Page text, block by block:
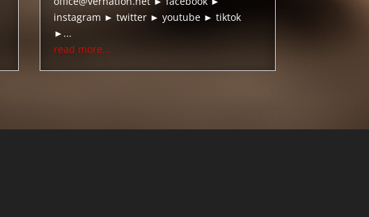
instagram ► twitter ► youtube ► tiktok
►...
read more...